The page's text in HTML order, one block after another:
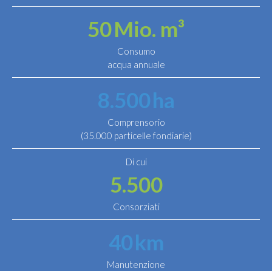
50Mio. m³
Consumo
acqua annuale
8.500ha
Comprensorio
(35.000 particelle fondiarie)
Di cui
5.500
Consorziati
40km
Manutenzione